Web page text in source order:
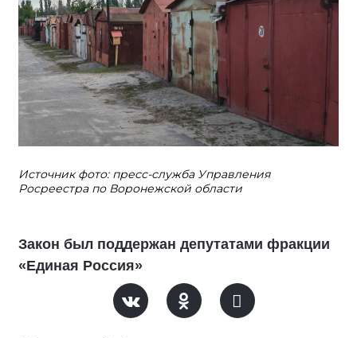
Источник фото: пресс-служба Управления
Росреестра по Воронежской области
Закон был поддержан депутатами фракции
«Единая Россия»